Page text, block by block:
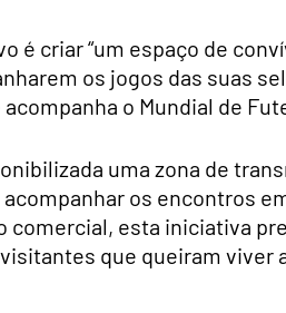
é criar “um espaço de
os jogos das suas
o Mundial de
uma zona de
os encontros
comercial, esta iniciativa
que queiram viver